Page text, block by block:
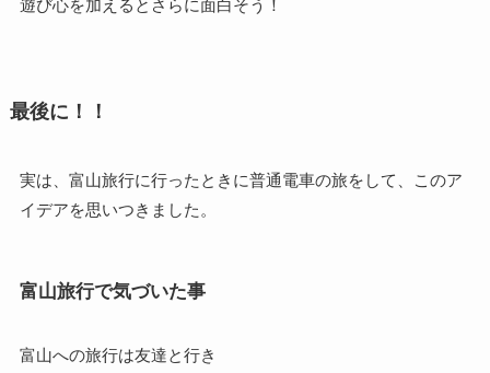
遊び心を加えるとさらに面白そう！
最後に！！
実は、富山旅行に行ったときに普通電車の旅をして、このア
イデアを思いつきました。
富山旅行で気づいた事
富山への旅行は友達と行き